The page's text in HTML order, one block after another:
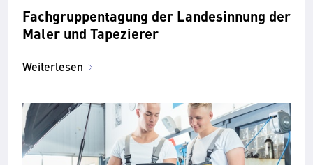
Fachgruppentagung der Landesinnung der
Maler und Tapezierer
Weiterlesen